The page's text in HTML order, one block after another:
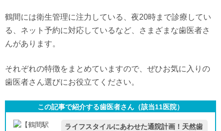
鶴間には衛生管理に注力している、夜20時まで診療してい
る、ネット予約に対応しているなど、さまざまな歯医者さ
んがあります。
それぞれの特徴をまとめていますので、ぜひお気に入りの
歯医者さん選びにお役立てください。
この記事で紹介する歯医者さん（該当11医院）
ライフスタイルにあわせた通院計画！天然歯